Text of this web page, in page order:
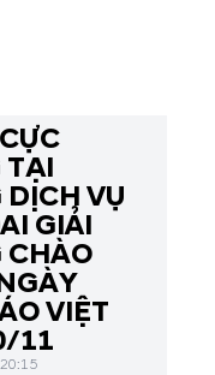
TẠI
VỤ
GIẢI
CHÀO
VIỆT
11